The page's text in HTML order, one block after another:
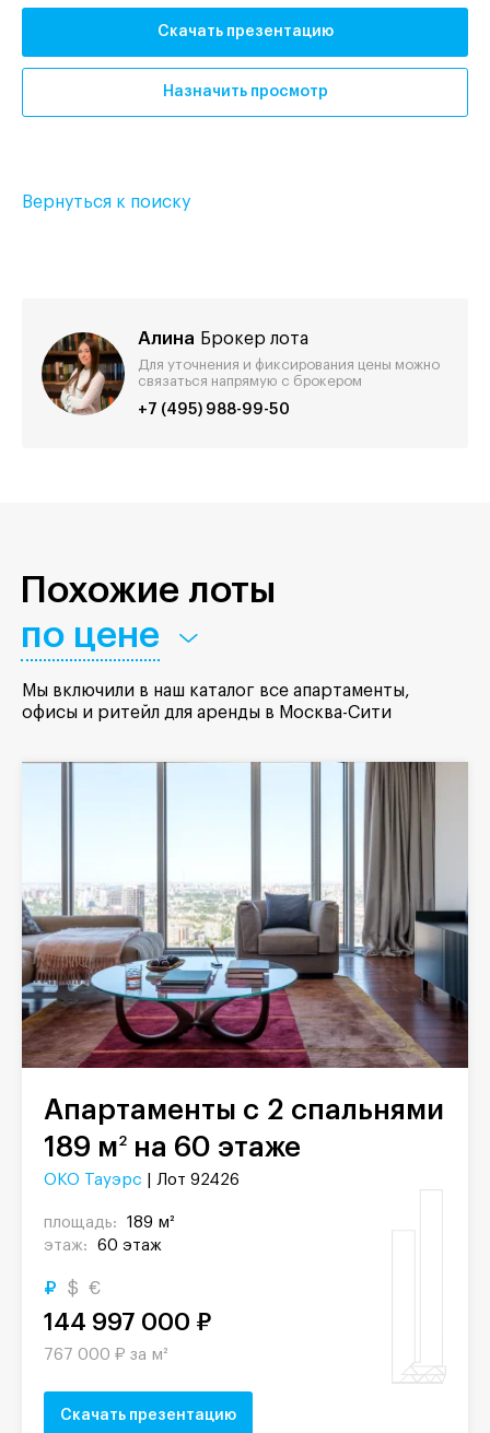
Скачать презентацию
Назначить просмотр
Вернуться к поиску
Алина Брокер лота
Для уточнения и фиксирования цены можно
связаться напрямую с брокером
+7 (495) 988-99-50
Похожие лоты
по цене
Мы включили в наш каталог все апартаменты,
офисы и ритейл для аренды в Москва-Сити
Апартаменты с 2 спальнями
189 м2 на 60 этаже
ОКО Тауэрс | Лот 92426
площадь:
189 м²
этаж:
60 этаж
₽ $ €
144 997 000 ₽
767 000 ₽ за м²
Скачать презентацию